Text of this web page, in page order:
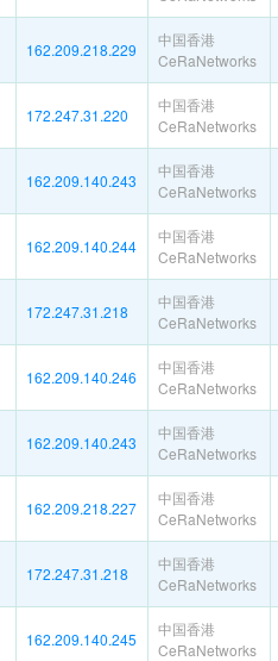
162.209.218.229
中国香港
CeRaNetworks
172.247.31.220
中国香港
CeRaNetworks
162.209.140.243
中国香港
CeRaNetworks
162.209.140.244
中国香港
CeRaNetworks
172.247.31.218
中国香港
CeRaNetworks
162.209.140.246
中国香港
CeRaNetworks
162.209.140.243
中国香港
CeRaNetworks
162.209.218.227
中国香港
CeRaNetworks
172.247.31.218
中国香港
CeRaNetworks
162.209.140.245
中国香港
CeRaNetworks